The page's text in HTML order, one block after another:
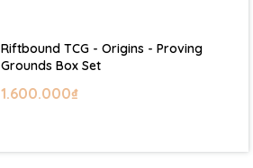
Riftbound TCG - Origins - Proving
Grounds Box Set
1.600.000₫